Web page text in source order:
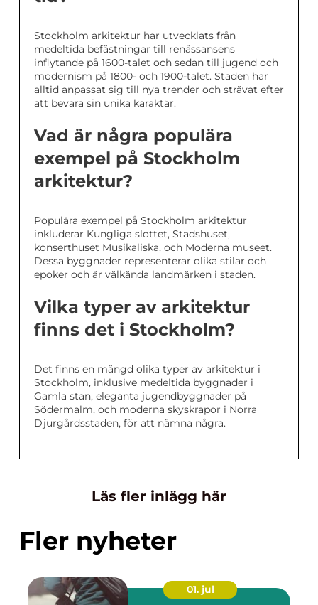
Stockholm arkitektur har utvecklats från
medeltida befästningar till renässansens
inflytande på 1600-talet och sedan till jugend och
modernism på 1800- och 1900-talet. Staden har
alltid anpassat sig till nya trender och strävat efter
att bevara sin unika karaktär.
Vad är några populära
exempel på Stockholm
arkitektur?
Populära exempel på Stockholm arkitektur
inkluderar Kungliga slottet, Stadshuset,
konserthuset Musikaliska, och Moderna museet.
Dessa byggnader representerar olika stilar och
epoker och är välkända landmärken i staden.
Vilka typer av arkitektur
finns det i Stockholm?
Det finns en mängd olika typer av arkitektur i
Stockholm, inklusive medeltida byggnader i
Gamla stan, eleganta jugendbyggnader på
Södermalm, och moderna skyskrapor i Norra
Djurgårdsstaden, för att nämna några.
Läs fler inlägg här
Fler nyheter
01. jul